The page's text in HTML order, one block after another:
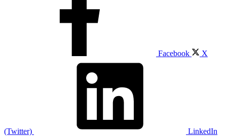
Facebook X
(Twitter) LinkedIn